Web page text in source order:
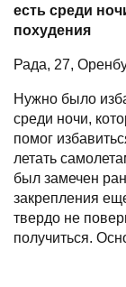
есть среди
похудения
Рада, 27,
Нужно было
среди ночи,
помог
летать
был замечен
закрепления
твердо не
получиться.